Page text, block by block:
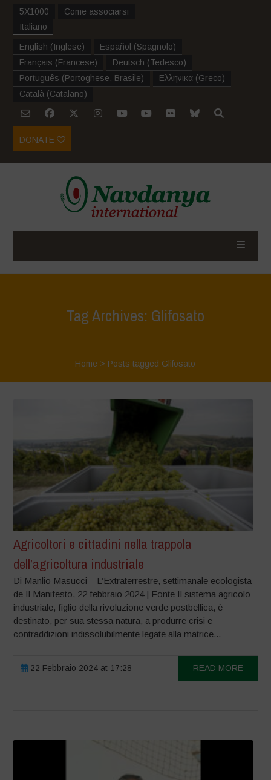
5X1000
Come associarsi
Italiano
English (Inglese) Español (Spagnolo)
Français (Francese) Deutsch (Tedesco)
Português (Portoghese, Brasile) Ελληνικα (Greco)
Català (Catalano)
DONATE
Tag Archives: Glifosato
Home > Posts tagged Glifosato
Agricoltori e cittadini nella trappola
dell’agricoltura industriale
Di Manlio Masucci – L’Extraterrestre, settimanale ecologista
de Il Manifesto, 22 febbraio 2024 | Fonte Il sistema agricolo
industriale, figlio della rivoluzione verde postbellica, è
destinato, per sua stessa natura, a produrre crisi e
contraddizioni indissolubilmente legate alla matrice...
22 Febbraio 2024 at 17:28 READ MORE